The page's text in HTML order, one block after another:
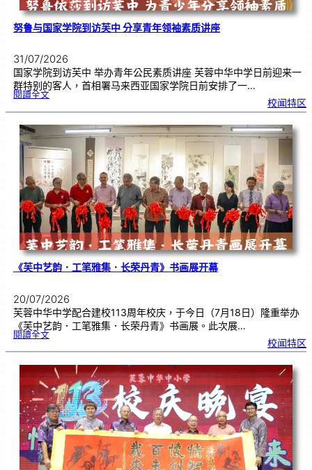
努鲁与国家学院到访芙中 分享青年领袖素质讲座
31/07/2026
国家学院到访芙中 举办青年公民素质讲座 芙蓉中华中学日前迎来一
群特别的客人，首相署马来西亚国家学院日前安排了一…
閱讀全文:努
国
学
院
到
访
中
分
享
青
年
领
袖
素
质
讲
座
校闻特区
《芙中艺韵．工笔雅集．长荣丹青》书画展开幕
20/07/2026
芙蓉中华中学配合建校113周年校庆，于今日（7月18日）隆重举办
《芙中艺韵．工笔雅集．长荣丹青》书画展。此次展…
閱讀全文:《
艺
．
工
笔
雅
．
长
荣
丹
青
》
书
画
展
开
幕
校闻特区